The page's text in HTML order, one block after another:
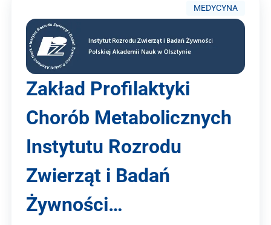
MEDYCYNA
Zakład Profilaktyki
Chorób Metabolicznych
Instytutu Rozrodu
Zwierząt i Badań
Żywności…